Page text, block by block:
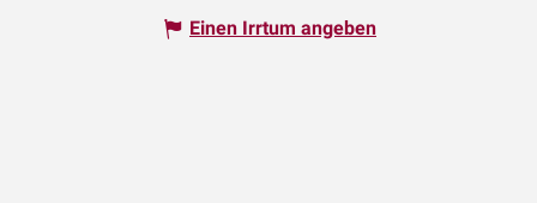
Einen Irrtum angeben